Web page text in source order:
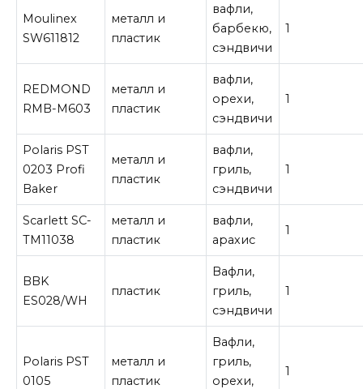
Moulinex
SW611812
металл и
пластик
вафли,
барбекю,
сэндвичи
1
REDMOND
RMB-M603
металл и
пластик
вафли,
орехи,
сэндвичи
1
Polaris PST
0203 Profi
Baker
металл и
пластик
вафли,
гриль,
сэндвичи
1
Scarlett SC-
TM11038
металл и
пластик
вафли,
арахис
1
BBK
ES028/WH
пластик
Вафли,
гриль,
сэндвичи
1
Polaris PST
0105
металл и
пластик
Вафли,
гриль,
орехи,
1